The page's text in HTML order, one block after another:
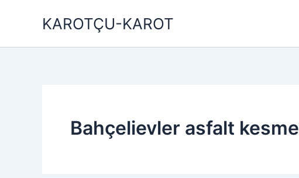
KAROTÇU-KAROT
Bahçelievler asfalt kesme